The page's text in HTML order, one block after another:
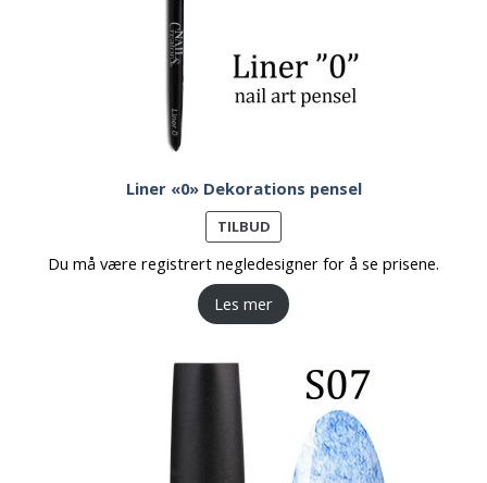
Liner «0» Dekorations pensel
TILBUDPRODUKT
PÅ
SALG
Du må være registrert negledesigner for å se prisene.
Les mer